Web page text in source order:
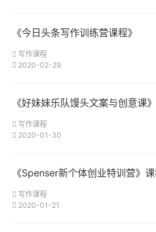
《今日头条写作训练营课程》
写作课程
2020-02-29
《好妹妹乐队馒头文案与创意课》
写作课程
2020-01-30
《Spenser新个体创业特训营》
写作课程
2020-01-21